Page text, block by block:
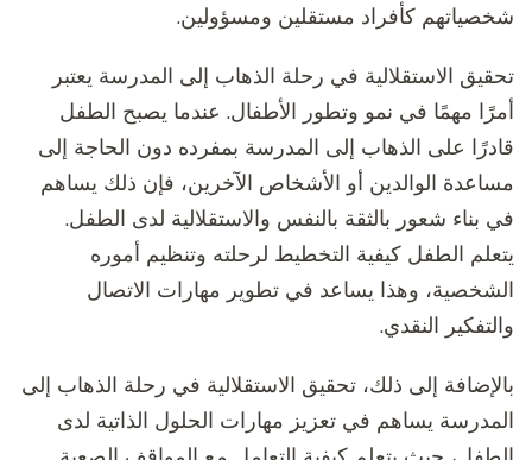
شخصياتهم كأفراد مستقلين ومسؤولين.
تحقيق الاستقلالية في رحلة الذهاب إلى المدرسة يعتبر
أمرًا مهمًا في نمو وتطور الأطفال. عندما يصبح الطفل
قادرًا على الذهاب إلى المدرسة بمفرده دون الحاجة إلى
مساعدة الوالدين أو الأشخاص الآخرين، فإن ذلك يساهم
في بناء شعور بالثقة بالنفس والاستقلالية لدى الطفل.
يتعلم الطفل كيفية التخطيط لرحلته وتنظيم أموره
الشخصية، وهذا يساعد في تطوير مهارات الاتصال
والتفكير النقدي.
بالإضافة إلى ذلك، تحقيق الاستقلالية في رحلة الذهاب إلى
المدرسة يساهم في تعزيز مهارات الحلول الذاتية لدى